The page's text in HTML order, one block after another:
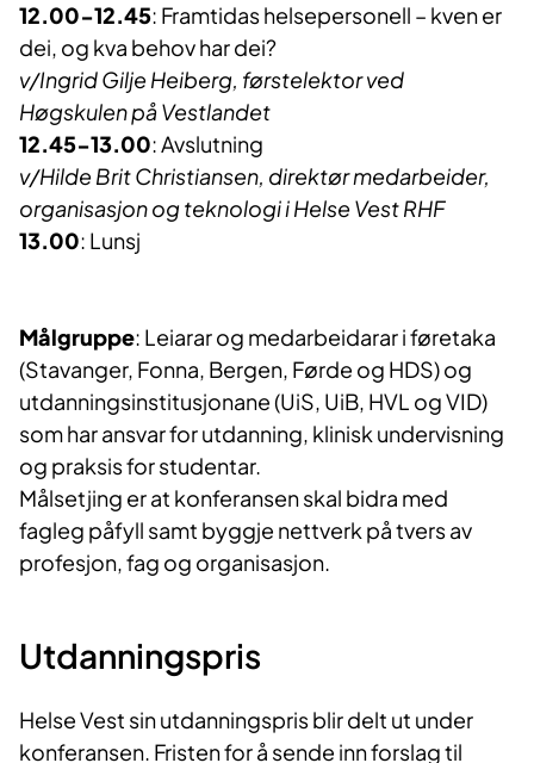
12.00-12.45: Framtidas helsepersonell – kven er
dei, og kva behov har dei?
v/Ingrid Gilje Heiberg, førstelektor ved
Høgskulen på Vestlandet
12.45-13.00: Avslutning
v/Hilde Brit Christiansen, direktør medarbeider,
organisasjon og teknologi i Helse Vest RHF
13.00: Lunsj
Målgruppe: Leiarar og medarbeidarar i føretaka
(Stavanger, Fonna, Bergen, Førde og HDS) og
utdanningsinstitusjonane (UiS, UiB, HVL og VID)
som har ansvar for utdanning, klinisk undervisning
og praksis for studentar.
Målsetjing er at konferansen skal bidra med
fagleg påfyll samt byggje nettverk på tvers av
profesjon, fag og organisasjon.
Utdanningspris
Helse Vest sin utdanningspris blir delt ut under
konferansen. Fristen for å sende inn forslag til